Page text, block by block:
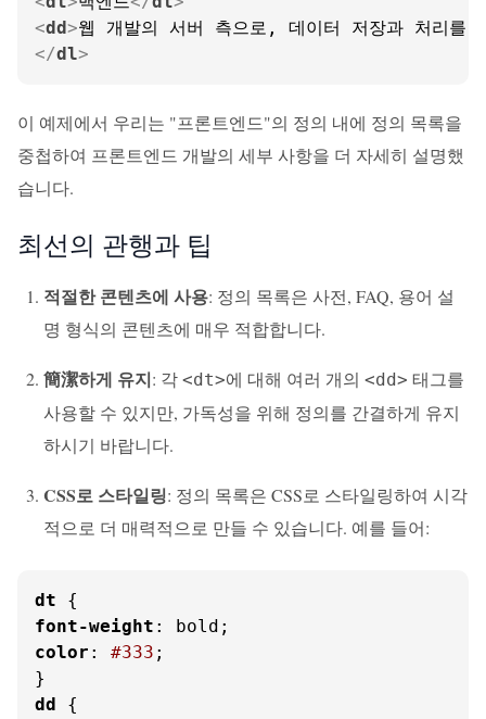
<dd>웹 개발의 서버 측으로, 데이터 저장과 처리를
</dl>
이 예제에서 우리는 "프론트엔드"의 정의 내에 정의 목록을
중첩하여 프론트엔드 개발의 세부 사항을 더 자세히 설명했
습니다.
최선의 관행과 팁
적절한 콘텐츠에 사용: 정의 목록은 사전, FAQ, 용어 설
명 형식의 콘텐츠에 매우 적합합니다.
簡潔하게 유지: 각 <dt>에 대해 여러 개의 <dd> 태그를
사용할 수 있지만, 가독성을 위해 정의를 간결하게 유지
하시기 바랍니다.
CSS로 스타일링: 정의 목록은 CSS로 스타일링하여 시각
적으로 더 매력적으로 만들 수 있습니다. 예를 들어:
dt
font-weight
color : #333 ;
dd